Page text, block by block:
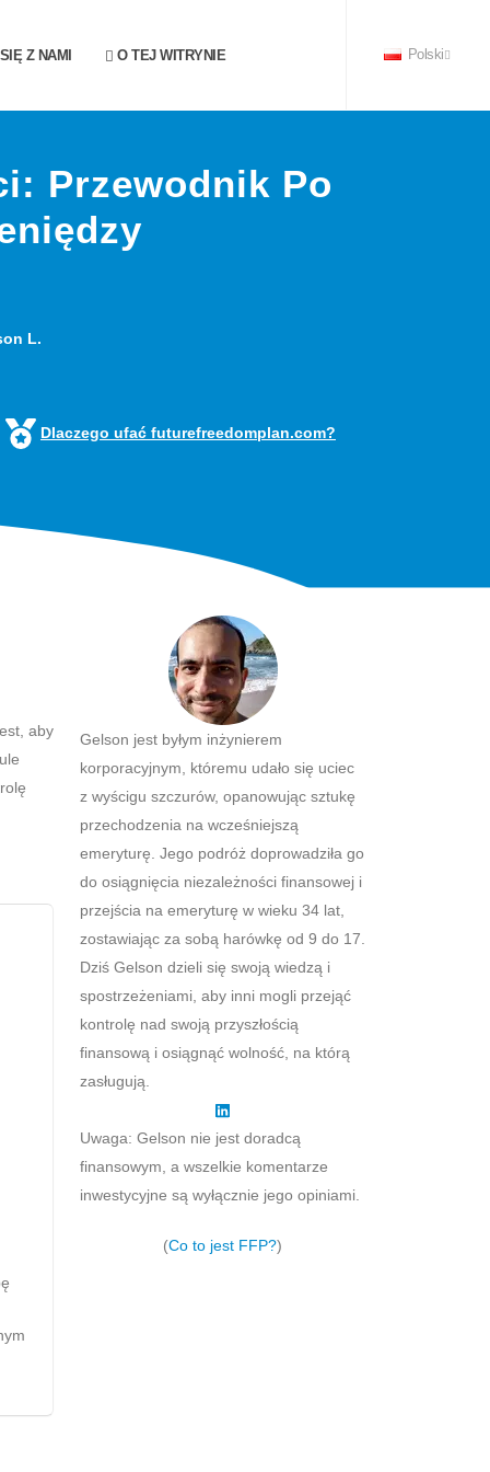
Z NAMI O TEJ WITRYNIE Polski
Przewodnik Po
L.
Dlaczego ufać futurefreedomplan.com?
aby
Gelson jest byłym inżynierem
korporacyjnym, któremu udało się uciec
z wyścigu szczurów, opanowując sztukę
przechodzenia na wcześniejszą
emeryturę. Jego podróż doprowadziła go
do osiągnięcia niezależności finansowej i
przejścia na emeryturę w wieku 34 lat,
zostawiając za sobą harówkę od 9 do 17.
Dziś Gelson dzieli się swoją wiedzą i
spostrzeżeniami, aby inni mogli przejąć
kontrolę nad swoją przyszłością
finansową i osiągnąć wolność, na którą
zasługują.
Uwaga: Gelson nie jest doradcą
finansowym, a wszelkie komentarze
inwestycyjne są wyłącznie jego opiniami.
(Co to jest FFP?)